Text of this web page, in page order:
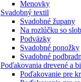
Menovky
Svadobný textil
Svadobné župany
Na rozlúčku so
Podväzky
Svadobné ponožky
Svadobné
Poďakovania drevené a
Poďakovanie pre